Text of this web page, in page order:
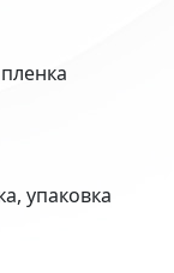
упаковка